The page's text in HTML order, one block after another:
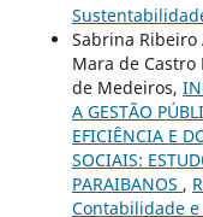
Sabrina Ribeiro
Mara de Castro
de Medeiros,
A GESTÃO
EFICIÊNCIA E
SOCIAIS:
PARAIBANOS ,
Contabilidade